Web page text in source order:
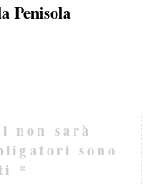
Penisola
non sarà
sono
*